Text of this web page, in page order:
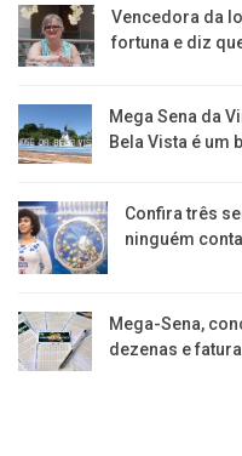
Vencedora da
fortuna e diz
Mega Sena da
Bela Vista é um
Confira três
ninguém
Mega-Sena,
dezenas e